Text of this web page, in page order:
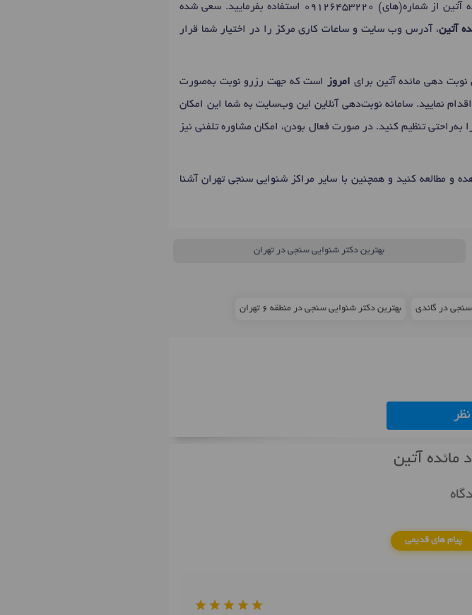
آتین از شماره(های) 09126453220 استفاده بفرمایید. سعی شده
آتین، آدرس وب سایت و ساعات کاری مرکز را در اختیار شما قرار
امروز
است که جهت رزرو نوبت به‌صورت
نمایید. سامانه نوبت‌دهی آنلاین این وب‌سایت به شما این امکان
به‌راحتی تنظیم کنید. در صورت فعال بودن، امکان مشاوره تلفنی نیز
و مطالعه کنید و همچنین با سایر مراکز شنوایی سنجی تهران آشنا
بهترین دکتر شنوایی سنجی در تهران
سنجی در گاندی بهترین دکتر شنوایی سنجی در منطقه 6 تهران
مائده آتین
پیام های قدیمی